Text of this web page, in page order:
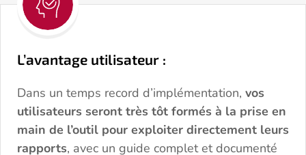
L’avantage utilisateur :
Dans un temps record d’implémentation, vos
utilisateurs seront très tôt formés à la prise en
main de l’outil pour exploiter directement leurs
rapports, avec un guide complet et documenté